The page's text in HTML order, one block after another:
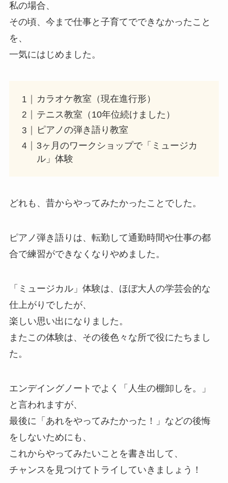
私の場合、
その頃、今まで仕事と子育てでできなかったこと
を、
一気にはじめました。
カラオケ教室（現在進行形）
テニス教室（10年位続けました）
ピアノの弾き語り教室
3ヶ月のワークショップで「ミュージカ
ル」体験
どれも、昔からやってみたかったことでした。
ピアノ弾き語りは、転勤して通勤時間や仕事の都
合で練習ができなくなりやめました。
「ミュージカル」体験は、ほぼ大人の学芸会的な
仕上がりでしたが、
楽しい思い出になりました。
またこの体験は、その後色々な所で役にたちまし
た。
エンデイングノートでよく「人生の棚卸しを。」
と言われますが、
最後に「あれをやってみたかった！」などの後悔
をしないためにも、
これからやってみたいことを書き出して、
チャンスを見つけてトライしていきましょう！